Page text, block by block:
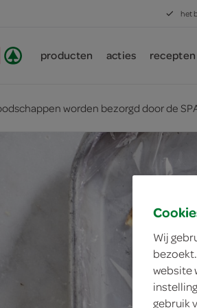
het
producten acties recepten
worden bezorgd door de
Wij
website
gebruik